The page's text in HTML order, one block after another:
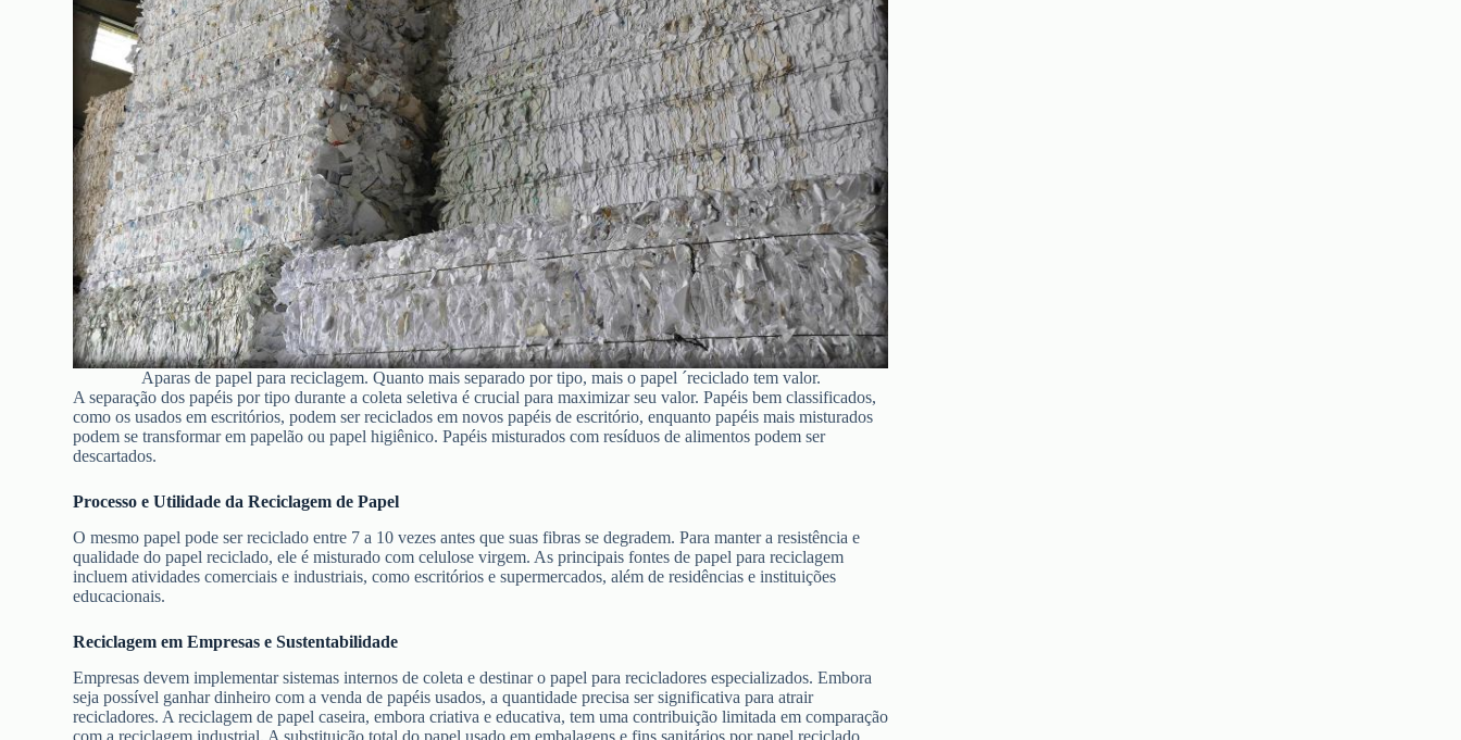
Aparas de papel para reciclagem. Quanto mais separado por tipo, mais o papel ´reciclado tem valor.
A separação dos papéis por tipo durante a coleta seletiva é crucial para maximizar seu valor. Papéis bem classificados,
como os usados em escritórios, podem ser reciclados em novos papéis de escritório, enquanto papéis mais misturados
podem se transformar em papelão ou papel higiênico. Papéis misturados com resíduos de alimentos podem ser
descartados.
Processo e Utilidade da Reciclagem de Papel
O mesmo papel pode ser reciclado entre 7 a 10 vezes antes que suas fibras se degradem. Para manter a resistência e
qualidade do papel reciclado, ele é misturado com celulose virgem. As principais fontes de papel para reciclagem
incluem atividades comerciais e industriais, como escritórios e supermercados, além de residências e instituições
educacionais.
Reciclagem em Empresas e Sustentabilidade
Empresas devem implementar sistemas internos de coleta e destinar o papel para recicladores especializados. Embora
seja possível ganhar dinheiro com a venda de papéis usados, a quantidade precisa ser significativa para atrair
recicladores. A reciclagem de papel caseira, embora criativa e educativa, tem uma contribuição limitada em comparação
com a reciclagem industrial. A substituição total do papel usado em embalagens e fins sanitários por papel reciclado